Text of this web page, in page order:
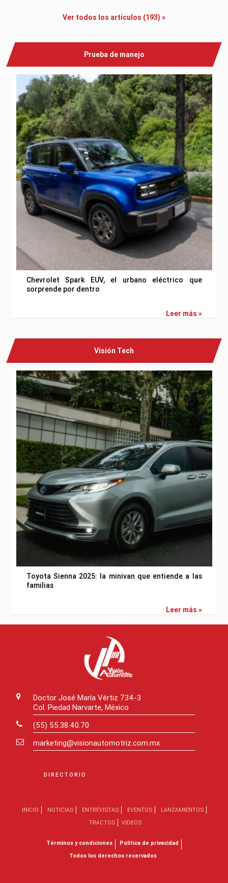
Ver todos los artículos (193) »
Prueba de manejo
Chevrolet Spark EUV, el urbano eléctrico que
sorprende por dentro
Leer más »
Visión Tech
Toyota Sienna 2025: la minivan que entiende a las
familias
Leer más »
Doctor José María Vértiz 734-3
Col. Piedad Narvarte, México
(55) 55.38.40.70
marketing@visionautomotriz.com.mx
DIRECTORIO
INICIO NOTICIAS ENTREVISTAS EVENTOS
LANZAMIENTOS
TRACTOS
VIDEOS
Términos y condiciones
Política de privacidad
Todos los derechos reservados